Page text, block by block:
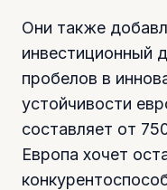
Они также
инвестиционный
пробелов в
устойчивости
составляет от
Европа хочет